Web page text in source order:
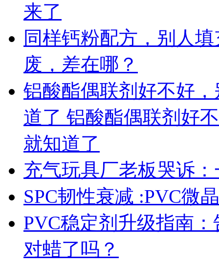
来了
同样钙粉配方，别人
废，差在哪？
铝酸酯偶联剂好不好
道了 铝酸酯偶联剂好
就知道了
充气玩具厂老板哭诉
SPC韧性衰减 :PVC微
PVC稳定剂升级指南
对蜡了吗？